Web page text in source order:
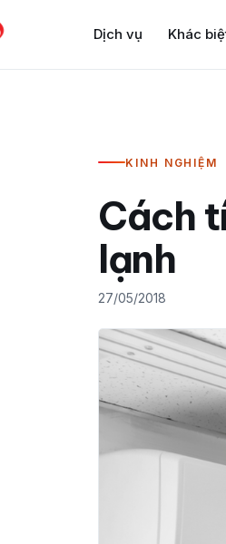
Dịch vụ Khác
KINH NGHIỆM
Cách
lạnh
27/05/2018